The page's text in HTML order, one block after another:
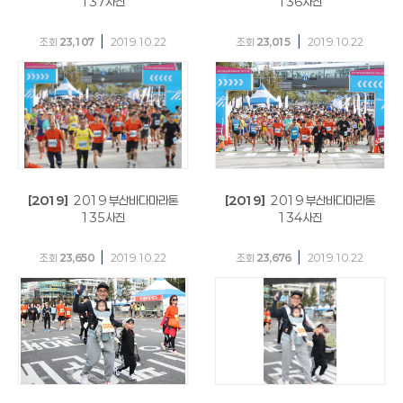
조회 23,107 2019.10.22 조회 23,015 2019.10.22
[2019] 2019 부산바다마라톤
135사진
조회 23,650 2019.10.22
[2019] 2019 부산바다마라톤
134사진
조회 23,676 2019.10.22